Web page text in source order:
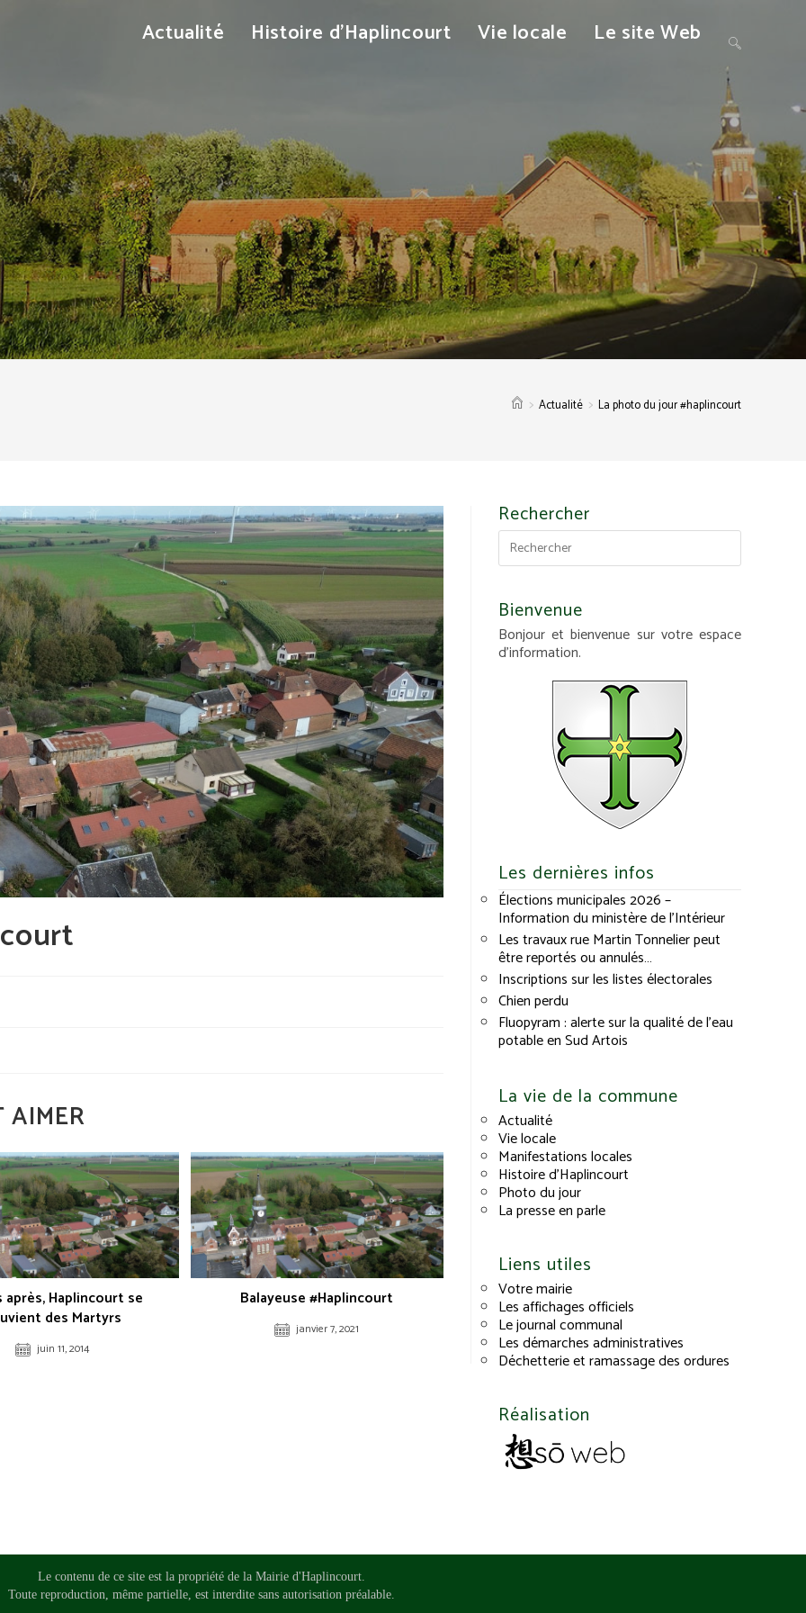
Actualité Histoire d’Haplincourt Vie locale Le site Web Toggle
website
search
> Actualité > La photo du jour #haplincourt
AIMER
après, Haplincourt se
des Martyrs
juin 11, 2014
Balayeuse #Haplincourt
janvier 7, 2021
Rechercher
Bienvenue
Bonjour et bienvenue sur votre espace
d'information.
Les dernières infos
Élections municipales 2026 –
Information du ministère de l’Intérieur
Les travaux rue Martin Tonnelier peut
être reportés ou annulés…
Inscriptions sur les listes électorales
Chien perdu
Fluopyram : alerte sur la qualité de l’eau
potable en Sud Artois
La vie de la commune
Actualité
Vie locale
Manifestations locales
Histoire d’Haplincourt
Photo du jour
La presse en parle
Liens utiles
Votre mairie
Les affichages officiels
Le journal communal
Les démarches administratives
Déchetterie et ramassage des ordures
Réalisation
Le contenu de ce site est la propriété de la Mairie d'Haplincourt.
Toute reproduction, même partielle, est interdite sans autorisation préalable.